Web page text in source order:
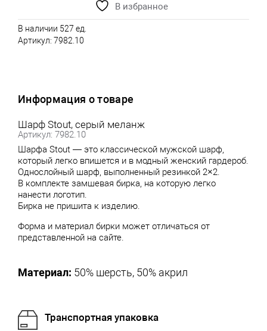
В избранное
В наличии 527 ед.
Артикул: 7982.10
Информация о товаре
Шарф Stout, серый меланж
Артикул: 7982.10
Шарфа Stout — это классической мужской шарф,
который легко впишется и в модный женский гардероб.
Однослойный шарф, выполненный резинкой 2×2.
В комплекте замшевая бирка, на которую легко
нанести логотип.
Бирка не пришита к изделию.
Форма и материал бирки может отличаться от
представленной на сайте.
Материал: 50% шерсть, 50% акрил
Транспортная упаковка